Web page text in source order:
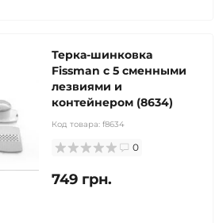
Терка-шинковка
Fissman с 5 сменными
лезвиями и
контейнером (8634)
Код товара: f8634
0
749 грн.